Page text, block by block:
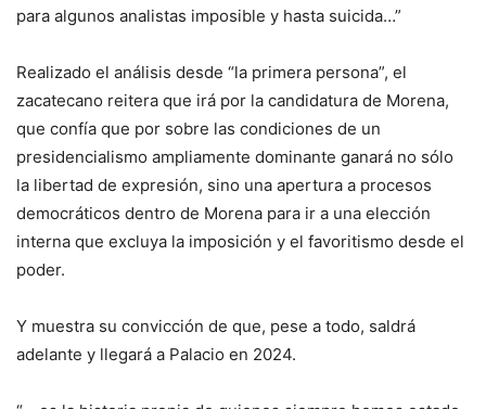
para algunos analistas imposible y hasta suicida…”
Realizado el análisis desde “la primera persona”, el
zacatecano reitera que irá por la candidatura de Morena,
que confía que por sobre las condiciones de un
presidencialismo ampliamente dominante ganará no sólo
la libertad de expresión, sino una apertura a procesos
democráticos dentro de Morena para ir a una elección
interna que excluya la imposición y el favoritismo desde el
poder.
Y muestra su convicción de que, pese a todo, saldrá
adelante y llegará a Palacio en 2024.